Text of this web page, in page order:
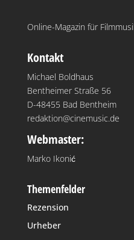
Online-Magazin für
Kontakt
Michael Boldhaus
Bentheimer Straße 56
D-48455 Bad Bentheim
redaktion@cinemusic.de
Webmaster:
Marko Ikonić
Themenfelder
Rezension
Urheber